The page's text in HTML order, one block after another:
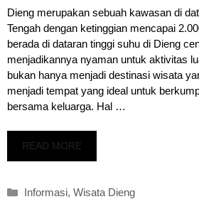
Dieng merupakan sebuah kawasan di
Tengah dengan ketinggian mencapai
berada di dataran tinggi suhu di Dieng
menjadikannya nyaman untuk aktivitas
bukan hanya menjadi destinasi wisata
menjadi tempat yang ideal untuk
bersama keluarga. Hal …
READ MORE
Kategori
Informasi, Wisata Dieng